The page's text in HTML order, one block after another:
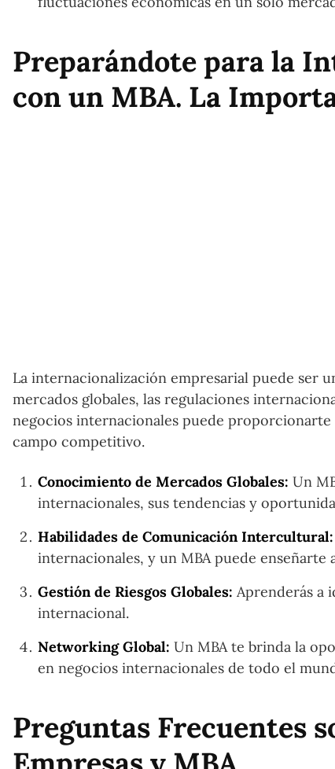
Preparándote para la
con un MBA. La
La internacionalización empresarial puede ser
mercados globales, las regulaciones
negocios internacionales puede proporcionarte
campo competitivo.
Conocimiento de Mercados Globales: Un
internacionales, sus tendencias y
Habilidades de Comunicación Intercultural:
internacionales, y un MBA puede enseñarte
Gestión de Riesgos Globales: Aprenderás a
internacional.
Networking Global: Un MBA te brinda la
en negocios internacionales de todo el
Preguntas Frecuentes